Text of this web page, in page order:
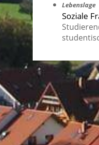
Lebenslage
Soziale